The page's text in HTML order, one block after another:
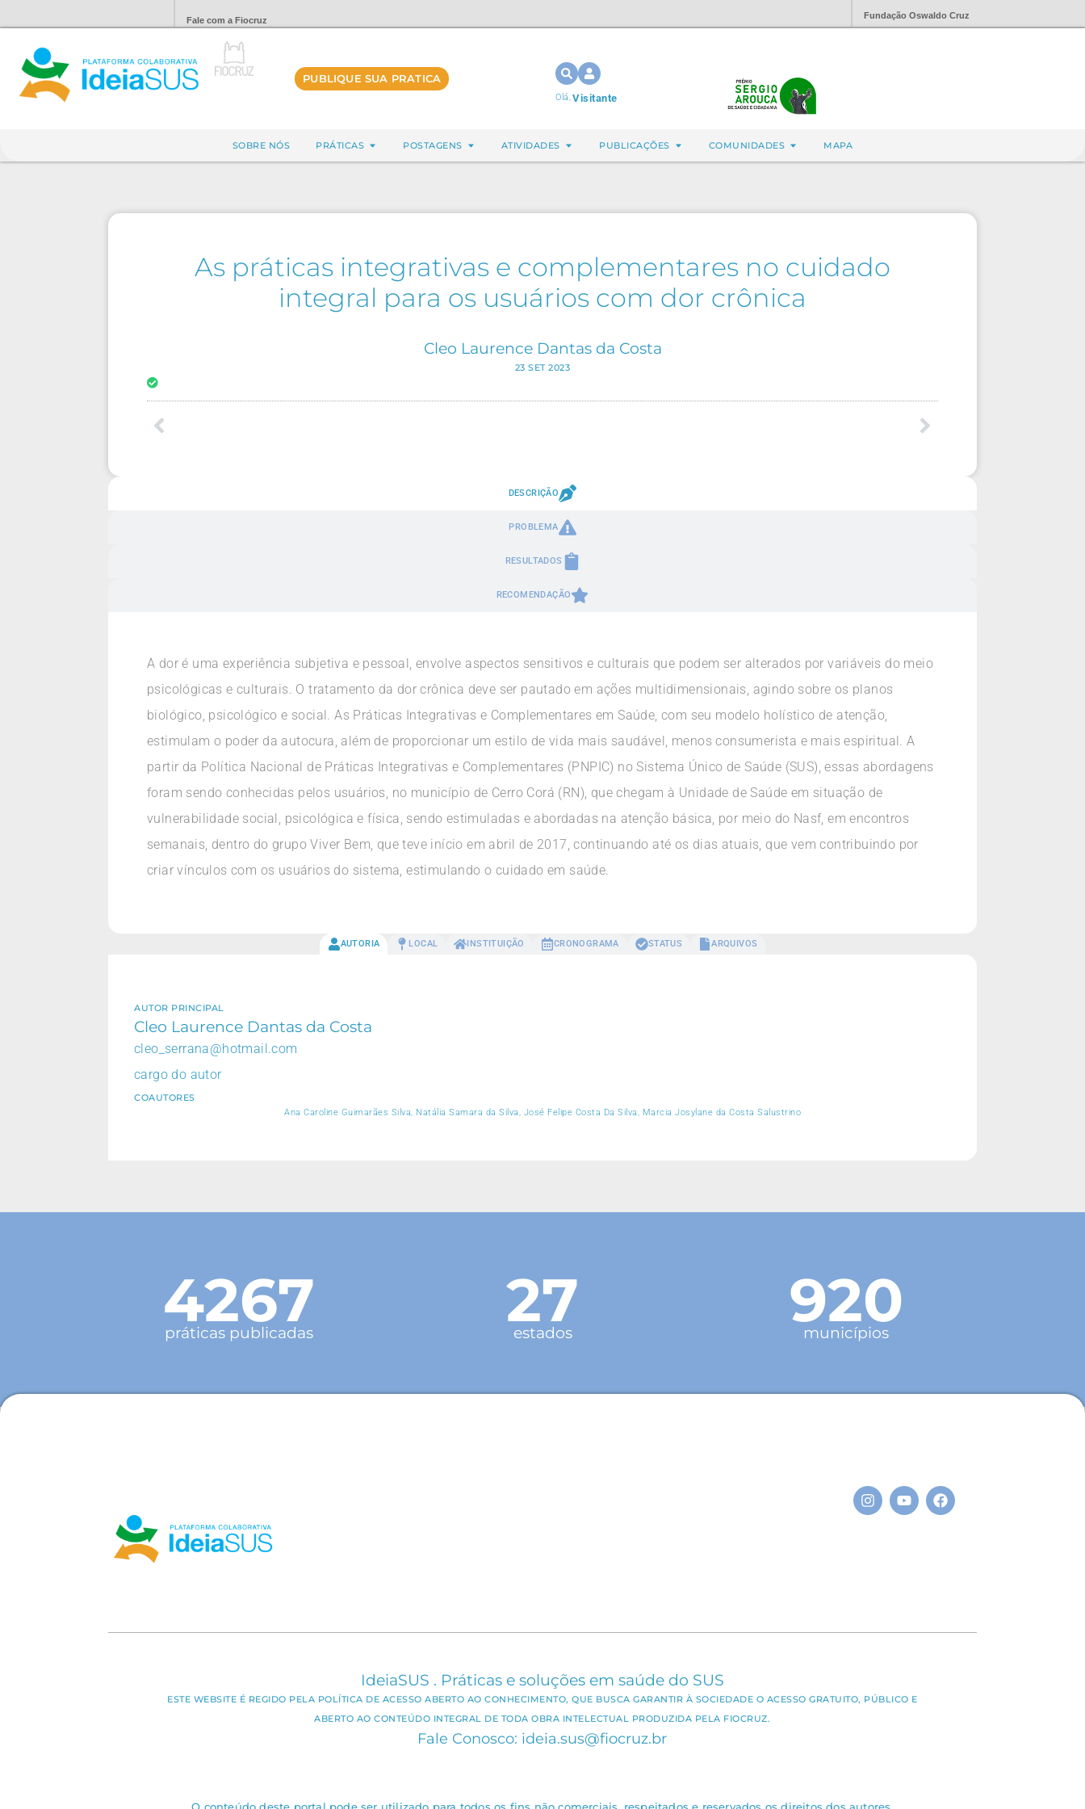
Fale com a Fiocruz Fundação Oswaldo Cruz
PUBLIQUE SUA PRATICA
Olá,Visitante
SOBRE NÓS PRÁTICAS POSTAGENS ATIVIDADES PUBLICAÇÕES COMUNIDADES MAPA
As práticas integrativas e complementares no cuidado
integral para os usuários com dor crônica
Cleo Laurence Dantas da Costa
23 SET 2023
DESCRIÇÃO
PROBLEMA
RESULTADOS
RECOMENDAÇÃO
A dor é uma experiência subjetiva e pessoal, envolve aspectos sensitivos e culturais que podem ser alterados por variáveis do meio
psicológicas e culturais. O tratamento da dor crônica deve ser pautado em ações multidimensionais, agindo sobre os planos
biológico, psicológico e social. As Práticas Integrativas e Complementares em Saúde, com seu modelo holístico de atenção,
estimulam o poder da autocura, além de proporcionar um estilo de vida mais saudável, menos consumerista e mais espiritual. A
partir da Política Nacional de Práticas Integrativas e Complementares (PNPIC) no Sistema Único de Saúde (SUS), essas abordagens
foram sendo conhecidas pelos usuários, no município de Cerro Corá (RN), que chegam à Unidade de Saúde em situação de
vulnerabilidade social, psicológica e física, sendo estimuladas e abordadas na atenção básica, por meio do Nasf, em encontros
semanais, dentro do grupo Viver Bem, que teve início em abril de 2017, continuando até os dias atuais, que vem contribuindo por
criar vínculos com os usuários do sistema, estimulando o cuidado em saúde.
AUTORIA LOCAL INSTITUIÇÃO CRONOGRAMA STATUS ARQUIVOS
AUTOR PRINCIPAL
Cleo Laurence Dantas da Costa
cleo_serrana@hotmail.com
cargo do autor
COAUTORES
Ana Caroline Guimarães Silva, Natália Samara da Silva, José Felipe Costa Da Silva, Marcia Josylane da Costa Salustrino
4267
práticas publicadas 27
estados 920
municípios
IdeiaSUS . Práticas e soluções em saúde do SUS
ESTE WEBSITE É REGIDO PELA POLÍTICA DE ACESSO ABERTO AO CONHECIMENTO, QUE BUSCA GARANTIR À SOCIEDADE O ACESSO GRATUITO, PÚBLICO E
ABERTO AO CONTEÚDO INTEGRAL DE TODA OBRA INTELECTUAL PRODUZIDA PELA FIOCRUZ.
Fale Conosco: ideia.sus@fiocruz.br